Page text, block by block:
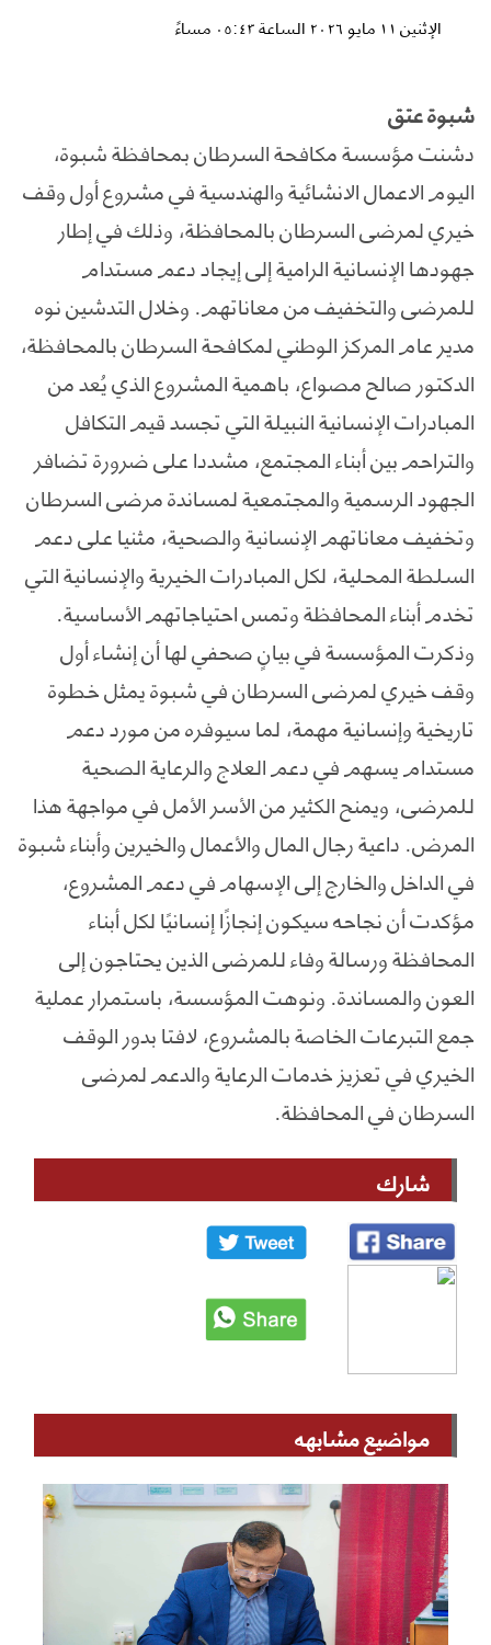
الإثنين ١١ مايو ٢٠٢٦ الساعة ٠٥:٤٣ مساءً
شبوة عتق
دشنت مؤسسة مكافحة السرطان بمحافظة شبوة،
اليوم الاعمال الانشائية والهندسية في مشروع أول وقف
خيري لمرضى السرطان بالمحافظة، وذلك في إطار
جهودها الإنسانية الرامية إلى إيجاد دعم مستدام
للمرضى والتخفيف من معاناتهم. وخلال التدشين نوه
مدير عام المركز الوطني لمكافحة السرطان بالمحافظة،
الدكتور صالح مصواع، باهمية المشروع الذي يُعد من
المبادرات الإنسانية النبيلة التي تجسد قيم التكافل
والتراحم بين أبناء المجتمع، مشددا على ضرورة تضافر
الجهود الرسمية والمجتمعية لمساندة مرضى السرطان
وتخفيف معاناتهم الإنسانية والصحية، مثنيا على دعم
السلطة المحلية، لكل المبادرات الخيرية والإنسانية التي
تخدم أبناء المحافظة وتمس احتياجاتهم الأساسية.
وذكرت المؤسسة في بيانٍ صحفي لها أن إنشاء أول
وقف خيري لمرضى السرطان في شبوة يمثل خطوة
تاريخية وإنسانية مهمة، لما سيوفره من مورد دعم
مستدام يسهم في دعم العلاج والرعاية الصحية
للمرضى، ويمنح الكثير من الأسر الأمل في مواجهة هذا
المرض. داعية رجال المال والأعمال والخيرين وأبناء شبوة
في الداخل والخارج إلى الإسهام في دعم المشروع،
مؤكدت أن نجاحه سيكون إنجازًا إنسانيًا لكل أبناء
المحافظة ورسالة وفاء للمرضى الذين يحتاجون إلى
العون والمساندة. ونوهت المؤسسة، باستمرار عملية
جمع التبرعات الخاصة بالمشروع، لافتا بدور الوقف
الخيري في تعزيز خدمات الرعاية والدعم لمرضى
السرطان في المحافظة.
شارك
مواضيع مشابهه